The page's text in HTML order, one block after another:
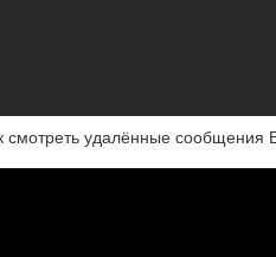
смотреть удалённые сообщения